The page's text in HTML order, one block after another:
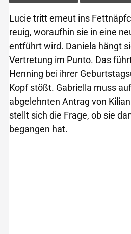
Lucie tritt erneut ins
reuig, woraufhin sie in eine
entführt wird. Daniela hängt
Vertretung im Punto. Das
Henning bei ihrer
Kopf stößt. Gabriella muss
abgelehnten Antrag von
stellt sich die Frage, ob sie
begangen hat.